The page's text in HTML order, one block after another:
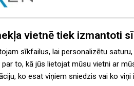
vietnē tiek izmantoti
sīkfailus, lai personalizētu
to, kā jūs lietojat mūsu vietni ar
ko esat viņiem sniedzis vai ko